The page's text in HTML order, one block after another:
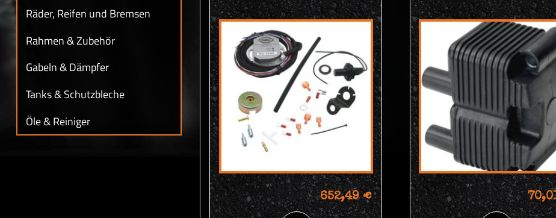
Räder, Reifen und Bremsen
Rahmen & Zubehör
Gabeln & Dämpfer
Tanks & Schutzbleche
Öle & Reiniger
652,49 €